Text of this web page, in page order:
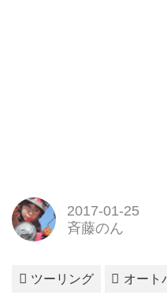
2017-01-25
斉藤のん
ツーリング オート